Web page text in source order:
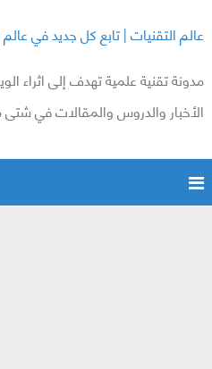
عالم التقنيات | تابع كل جديد في عالم
مدونة تقنية علمية تهدف إلى اثراء
الأخبار والدروس والمقالات في شتى